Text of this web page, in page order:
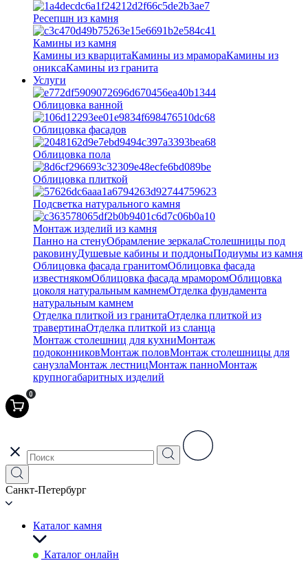
Ресепшн из камня
Камины из камня
Камины из кварцитаКамины из мрамораКамины из
ониксаКамины из гранита
Услуги
Облицовка ванной
Облицовка фасадов
Облицовка пола
Облицовка плиткой
Подсветка натурального камня
Монтаж изделий из камня
Панно на стенуОбрамление зеркалаСтолешницы под
раковинуДушевые кабины и поддоныПодиумы из камня
Облицовка фасада гранитомОблицовка фасада
известнякомОблицовка фасада мраморомОблицовка
цоколя натуральным камнемОтделка фундамента
натуральным камнем
Отделка плиткой из гранитаОтделка плиткой из
травертинаОтделка плиткой из сланца
Монтаж столешниц для кухниМонтаж
подоконниковМонтаж половМонтаж столешницы для
санузлаМонтаж лестницМонтаж панноМонтаж
крупногабаритных изделий
0
Санкт-Петербург
Каталог камня
Каталог онлайн